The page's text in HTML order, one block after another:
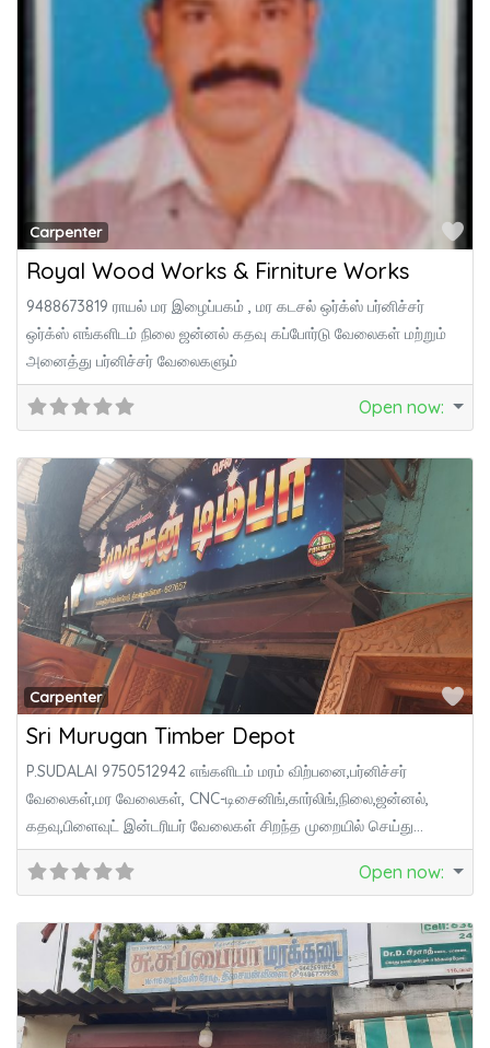
Carpenter
Royal Wood Works & Firniture Works
9488673819 ராயல் மர இழைப்பகம் , மர கடசல் ஒர்க்ஸ் பர்னிச்சர்
ஒர்க்ஸ் எங்களிடம் நிலை ஜன்னல் கதவு கப்போர்டு வேலைகள் மற்றும்
அனைத்து பர்னிச்சர் வேலைகளும்
Open now:
Carpenter
Sri Murugan Timber Depot
P.SUDALAI 9750512942 எங்களிடம் மரம் விற்பனை,பர்னிச்சர்
வேலைகள்,மர வேலைகள், CNC-டிசைனிங்,கார்லிங்,நிலை,ஜன்னல்,
கதவு,பிளைவுட் இன்டரியர் வேலைகள் சிறந்த முறையில் செய்து
தரப்படும். எங்களிடம் கரண்ட் இல்லாத நிலையிலும் ஜெனரேட்டர்
Open now: